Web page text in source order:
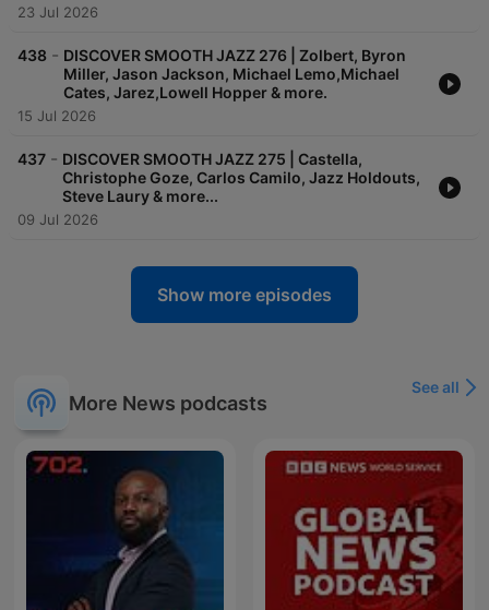
23 Jul 2026
438 - DISCOVER SMOOTH JAZZ 276 | Zolbert, Byron
Miller, Jason Jackson, Michael Lemo,Michael
Cates, Jarez,Lowell Hopper & more.
15 Jul 2026
437 - DISCOVER SMOOTH JAZZ 275 | Castella,
Christophe Goze, Carlos Camilo, Jazz Holdouts,
Steve Laury & more...
09 Jul 2026
Show more episodes
More News podcasts
See all